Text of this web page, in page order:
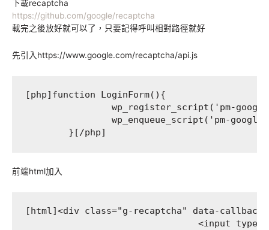
下載recaptcha
https://github.com/google/recaptcha
載完之後放好就可以了，只要記得呼叫相對路徑就好
先引入https://www.google.com/recaptcha/api.js
[php]function LoginForm(){
	}[/php]
前端html加入
[html]<div class="g-recaptcha" data-
<input